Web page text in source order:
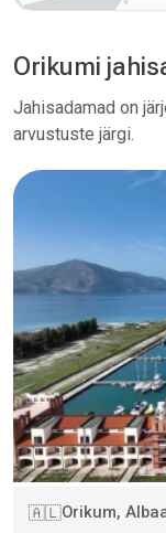
Orikumi
Jahisadamad on
arvustuste järgi.
🇦🇱Orikum,